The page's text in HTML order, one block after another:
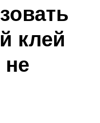
клей